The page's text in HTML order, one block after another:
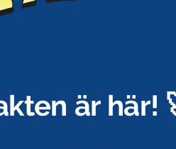
är här!